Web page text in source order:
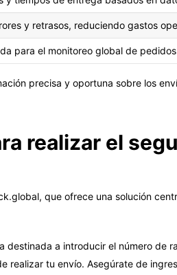
y retrasos, reduciendo gastos
para el monitoreo global de
precisa y oportuna sobre los
realizar el
que ofrece una solución
destinada a introducir el número de
realizar tu envío. Asegúrate de